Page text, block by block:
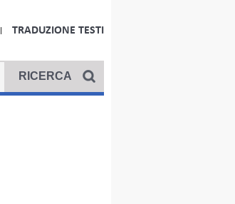
TRADUZIONE TESTI